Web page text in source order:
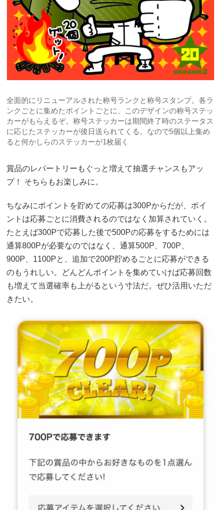
全面的にリニューアルされた称号ランクと称号スタンプ。各ラ
ンクごとに集めたポイントごとに、このデザインの称号ステッ
カーがもらえるぞ。称号ステッカーは期間終了時のステータス
に応じたステッカーが後日送られてくる。なので5個以上集め
ると何かしらのステッカーが1枚届く
賞品のレパートリーもぐっと増えて抽選チャンスもアッ
プ！ そちらもお楽しみに。
ちなみにポイントを貯めての応募は300Pからだが、ポイ
ントは応募ごとに消費されるのではなく加算されていく。
たとえば300Pで応募した後で500Pの応募をするためには
通算800Pが必要なのではなく、通算500P、700P、
900P、1100Pと、追加で200P貯めるごとに応募ができる
のもうれしい。どんどんポイントを集めていけば応募回数
も増えて当選確率も上がるという寸法だ。ぜひ活用いただ
きたい。